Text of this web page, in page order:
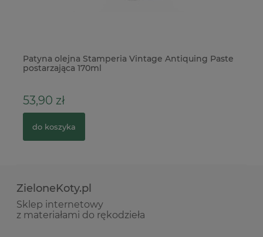
Patyna olejna Stamperia Vintage Antiquing Paste
postarzająca 170ml
53,90 zł
do koszyka
ZieloneKoty.pl
Sklep internetowy
z materiałami do rękodzieła